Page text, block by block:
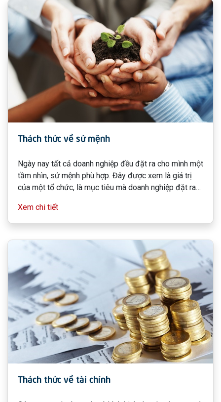
Thách thức về sứ mệnh
Ngày nay tất cả doanh nghiệp đều đặt ra cho mình một
tầm nhìn, sứ mệnh phù hợp. Đây được xem là giá trị
của một tổ chức, là mục tiêu mà doanh nghiệp đặt ra
Xem chi tiết
Thách thức về tài chính